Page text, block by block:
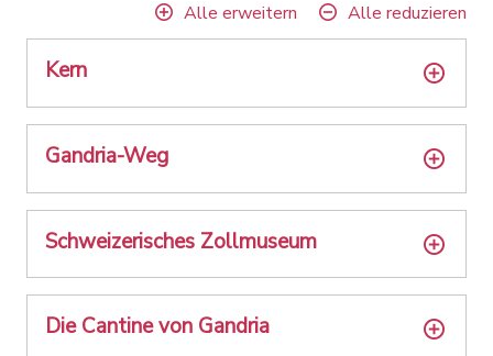
Alle erweitern Alle reduzieren
Kern
Gandria-Weg
Schweizerisches Zollmuseum
Die Cantine von Gandria